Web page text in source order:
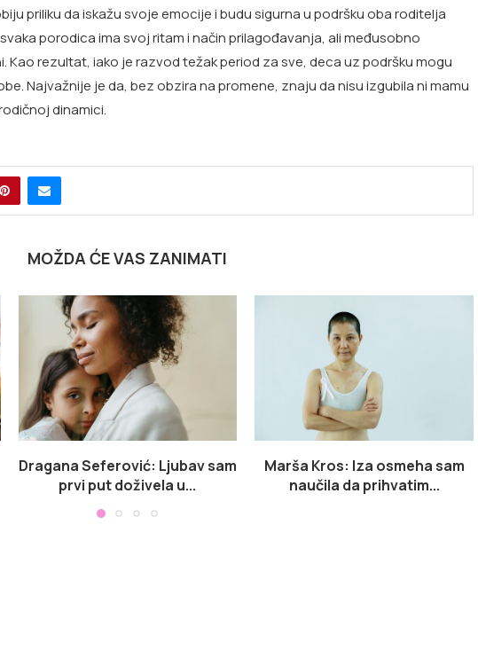
priliku da iskažu svoje emocije i budu sigurna u podršku oba roditelja
porodica ima svoj ritam i način prilagođavanja, ali međusobno
rezultat, iako je razvod težak period za sve, deca uz podršku mogu
Najvažnije je da, bez obzira na promene, znaju da nisu izgubila ni mamu
dinamici.
MOŽDA ĆE VAS ZANIMATI
Dragana Seferović: Ljubav sam
prvi put doživela u...
Marša Kros: Iza osmeha sam
naučila da prihvatim...